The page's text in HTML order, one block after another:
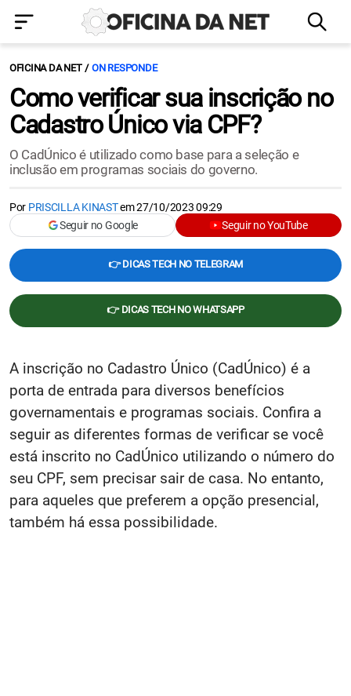
OFICINA DA NET ON RESPONDE
Como verificar sua inscrição no
Cadastro Único via CPF?
O CadÚnico é utilizado como base para a seleção e
inclusão em programas sociais do governo.
Por PRISCILLA KINASTem27/10/2023 09:29
Seguir no Google
Seguir no YouTube
👉 DICAS TECH NO TELEGRAM
👉 DICAS TECH NO WHATSAPP
A inscrição no Cadastro Único (CadÚnico) é a
porta de entrada para diversos benefícios
governamentais e programas sociais. Confira a
seguir as diferentes formas de verificar se você
está inscrito no CadÚnico utilizando o número do
seu CPF, sem precisar sair de casa. No entanto,
para aqueles que preferem a opção presencial,
também há essa possibilidade.